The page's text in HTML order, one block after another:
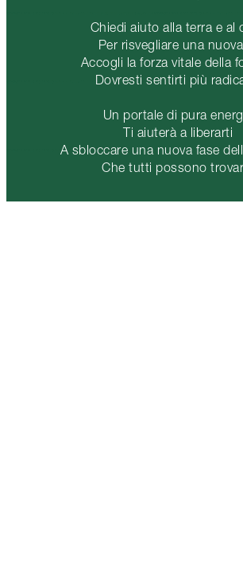
Chiedi aiuto alla terra e al
Per risvegliare una
Accogli la forza vitale della
Dovresti sentirti più
Un portale di pura
Ti aiuterà a liberarti
A sbloccare una nuova fase
Che tutti possono